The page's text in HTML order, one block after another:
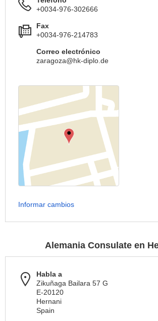
+0034-976-302666
Fax
+0034-976-214783
Correo electrónico
zaragoza@hk-diplo.de
Informar cambios
Alemania Consulate en
Habla a
Zikuñaga Bailara 57 G
E-20120
Hernani
Spain